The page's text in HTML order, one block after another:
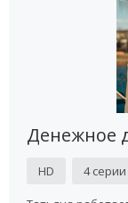
Денежное
HD 4 серии